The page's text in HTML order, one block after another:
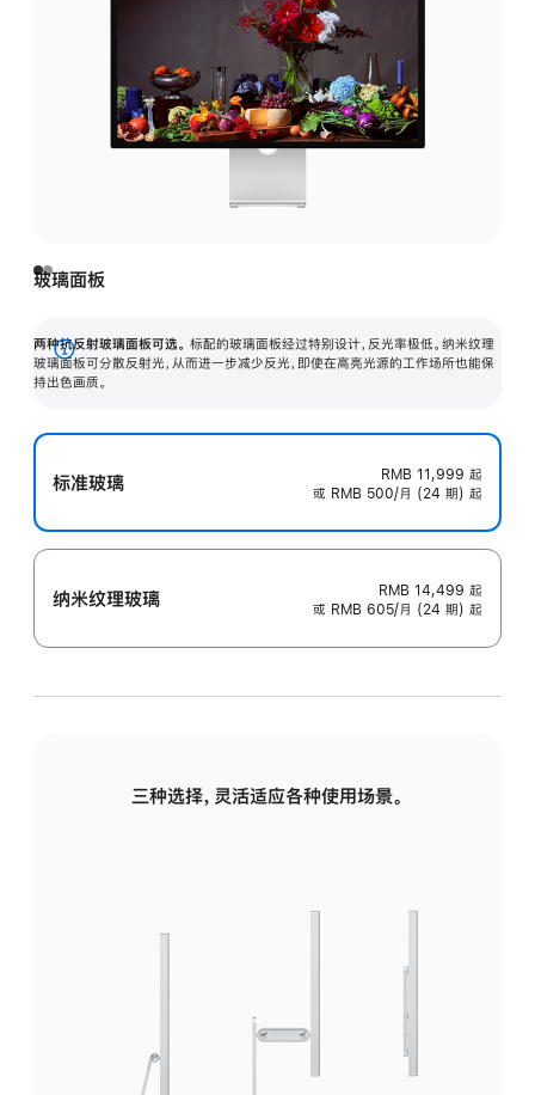
玻璃面板
两种抗反射玻璃面板可选。 标配的玻璃面板经过特别设计，反光率极低。纳米纹理
玻璃面板可分散反射光，从而进一步减少反光，即使在高亮光源的工作场所也能保
持出色画质。
展
开
标准玻璃 RMB 11,999 起
或 RMB 500/月 (24 期) 起
纳米纹理玻璃 RMB 14,499 起
或 RMB 605/月 (24 期) 起
三种选择，灵活适应各种使用场景。